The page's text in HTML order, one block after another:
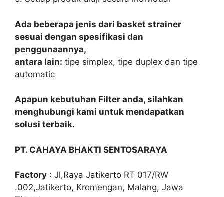
Ada beberapa jenis dari basket strainer
sesuai dengan spesifikasi dan
penggunaannya,
antara lain: tipe simplex, tipe duplex dan tipe
automatic
Apapun kebutuhan Filter anda, silahkan
menghubungi kami untuk mendapatkan
solusi terbaik.
PT. CAHAYA BHAKTI SENTOSARAYA
Factory : Jl,Raya Jatikerto RT 017/RW
.002,Jatikerto, Kromengan, Malang, Jawa